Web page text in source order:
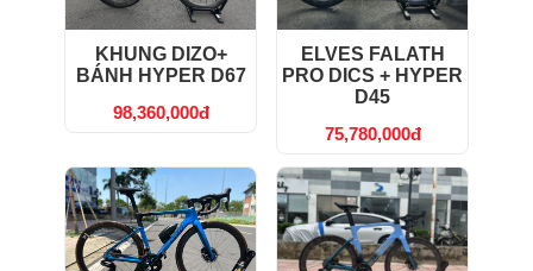
KHUNG DIZO+
BÁNH HYPER D67
98,360,000đ
ELVES FALATH
PRO DICS + HYPER
D45
75,780,000đ